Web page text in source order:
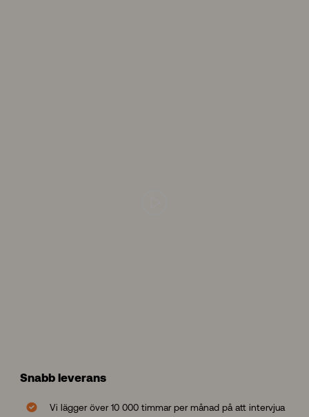
Snabb leverans
Vi lägger över 10 000 timmar per månad på att intervjua